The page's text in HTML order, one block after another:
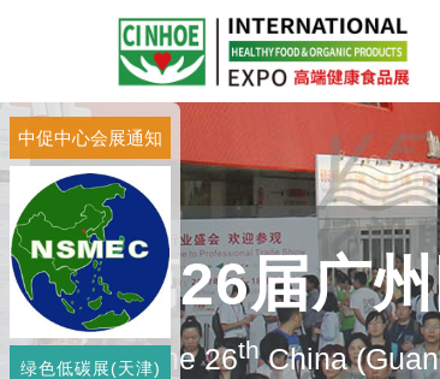
第26届广
The 26thChina
中促中心会展通知
绿色低碳展(天津)